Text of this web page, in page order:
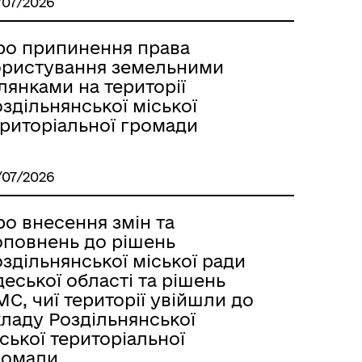
припинення права
земельними
на території
міської
громади
2026
внесення змін та
до рішень
міської ради
області та рішень
чиї території увійшли до
Роздільнянської
територіальної